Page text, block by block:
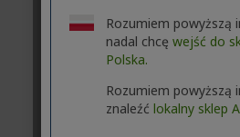
Rozumiem powyższą
nadal chcę wejść do
Polska.
Rozumiem powyższą
znaleźć lokalny sklep